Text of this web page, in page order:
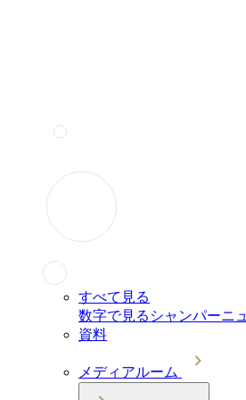
すべて見る
数字で見るシャンパーニュ
資料
メディアルーム